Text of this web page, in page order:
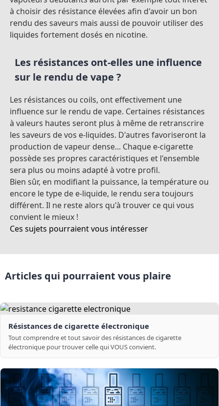
à choisir des résistance élevées afin d'avoir un bon
rendu des saveurs mais aussi de pouvoir utiliser des
liquides fortement dosés en nicotine.
Les résistances ont-elles une influence
sur le rendu de vape ?
Les résistances ou coils, ont effectivement une
influence sur le rendu de vape. Certaines résistances
à valeurs hautes seront plus à même de retranscrire
les saveurs de vos e-liquides. D'autres favoriseront la
production de vapeur dense... Chaque e-cigarette
possède ses propres caractéristiques et l'ensemble
sera plus ou moins adapté à votre profil.
Bien sûr, en modifiant la puissance, la température ou
encore le type de e-liquide, le rendu sera toujours
différent. Il ne reste alors qu'à trouver ce qui vous
convient le mieux !
Ces sujets pourraient vous intéresser
Articles qui pourraient vous plaire
Résistances de cigarette électronique
Tout comprendre et tout savoir des résistances de cigarette
électronique pour trouver celle qui VOUS convient.